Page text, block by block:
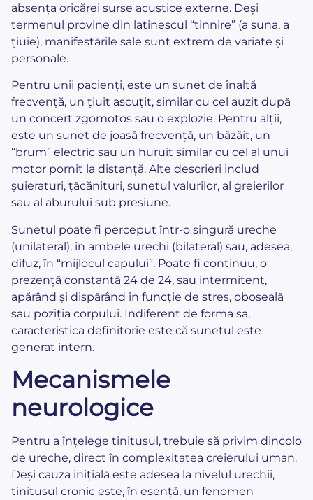
absența oricărei surse acustice externe. Deși
termenul provine din latinescul “tinnire” (a suna, a
țiuie), manifestările sale sunt extrem de variate și
personale.
Pentru unii pacienți, este un sunet de înaltă
frecvență, un țiuit ascuțit, similar cu cel auzit după
un concert zgomotos sau o explozie. Pentru alții,
este un sunet de joasă frecvență, un bâzâit, un
“brum” electric sau un huruit similar cu cel al unui
motor pornit la distanță. Alte descrieri includ
șuieraturi, țăcănituri, sunetul valurilor, al greierilor
sau al aburului sub presiune.
Sunetul poate fi perceput într-o singură ureche
(unilateral), în ambele urechi (bilateral) sau, adesea,
difuz, în “mijlocul capului”. Poate fi continuu, o
prezență constantă 24 de 24, sau intermitent,
apărând și dispărând în funcție de stres, oboseală
sau poziția corpului. Indiferent de forma sa,
caracteristica definitorie este că sunetul este
generat intern.
Mecanismele
neurologice
Pentru a înțelege tinitusul, trebuie să privim dincolo
de ureche, direct în complexitatea creierului uman.
Deși cauza inițială este adesea la nivelul urechii,
tinitusul cronic este, în esență, un fenomen